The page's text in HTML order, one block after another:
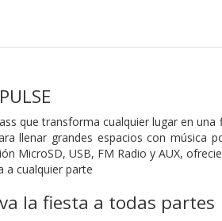
que transforma cualquier lugar en
llenar grandes espacios con música
MicroSD, USB, FM Radio y AUX,
a cualquier parte
la fiesta a todas partes